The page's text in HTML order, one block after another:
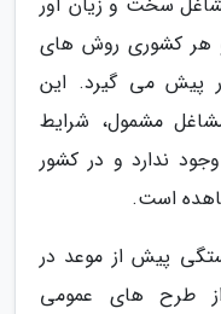
هر کشوری روش های
پیش می گیرد. این
مشمول، شرایط
ندارد و در کشور
است.
پیش از موعد در
طرح های عمومی